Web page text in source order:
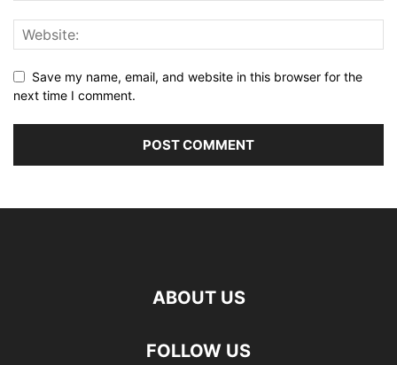
Save my name, email, and website in this browser for the
next time I comment.
ABOUT US
FOLLOW US